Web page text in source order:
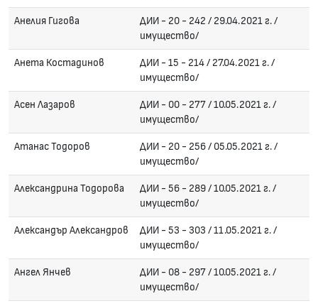
Анелия Гигова
ДИИ - 20 - 242 / 29.04.2021 г. /
имущество/
Анета Костадинов
ДИИ - 15 - 214 / 27.04.2021 г. /
имущество/
Асен Лазаров
ДИИ - 00 - 277 / 10.05.2021 г. /
имущество/
Атанас Тодоров
ДИИ - 20 - 256 / 05.05.2021 г. /
имущество/
Александрина Тодорова
ДИИ - 56 - 289 / 10.05.2021 г. /
имущество/
Александър Александров
ДИИ - 53 - 303 / 11.05.2021 г. /
имущество/
Ангел Янчев
ДИИ - 08 - 297 / 10.05.2021 г. /
имущество/